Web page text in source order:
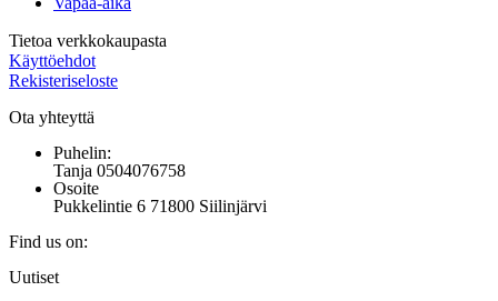
Tietoa verkkokaupasta
Käyttöehdot
Rekisteriseloste
Ota yhteyttä
Puhelin:
Tanja 0504076758
Osoite
Pukkelintie 6 71800 Siilinjärvi
Find us on:
Mail
Uutiset